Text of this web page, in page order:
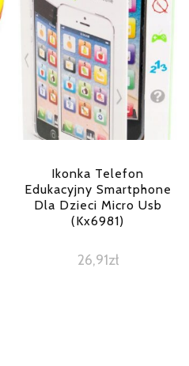
Ikonka Telefon
Edukacyjny Smartphone
Dla Dzieci Micro Usb
(Kx6981)
26,91zł